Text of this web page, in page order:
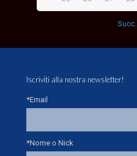
Succ.
Iscriviti alla nostra newsletter!
*Email
*Nome o Nick